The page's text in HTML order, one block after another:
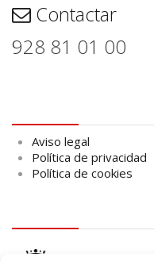
Contactar
928 81 01 00
Aviso legal
Política de privacidad
Política de cookies